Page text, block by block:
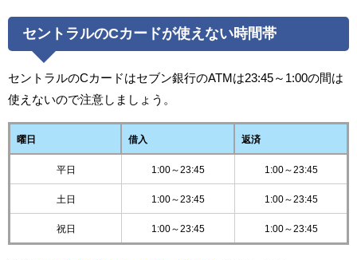
セントラルのCカードが使えない時間帯
セントラルのCカードはセブン銀行のATMは23:45～1:00の間は
使えないので注意しましょう。
曜日 借入 返済
平日 1:00～23:45 1:00～23:45
土日 1:00～23:45 1:00～23:45
祝日 1:00～23:45 1:00～23:45